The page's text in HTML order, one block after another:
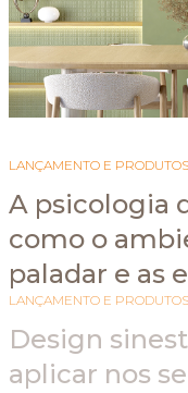
LANÇAMENTO E PRODUTOS
A psicologia
como o
paladar e as
LANÇAMENTO E PRODUTOS
Design
aplicar nos